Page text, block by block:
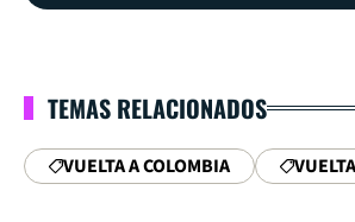
TEMAS RELACIONADOS
VUELTA A COLOMBIA VUELTA